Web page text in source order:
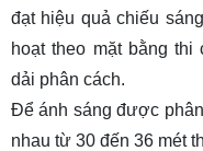
đạt hiệu quả chiếu
hoạt theo mặt bằng
dải phân cách.
Để ánh sáng được
nhau từ 30 đến 36 mét